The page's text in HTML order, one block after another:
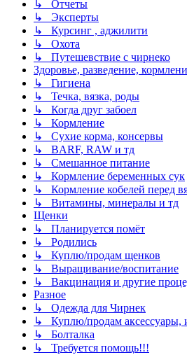
↳ Отчеты
↳ Эксперты
↳ Курсинг , аджилити
↳ Охота
↳ Путешевствие с чирнеко
Здоровье, разведение,
↳ Гигиена
↳ Течка, вязка, роды
↳ Когда друг забоел
↳ Кормление
↳ Сухие корма, консервы
↳ BARF, RAW и тд
↳ Смешанное питание
↳ Кормление беременных сук
↳ Кормление кобелей перед
↳ Витамины, минералы и тд
Щенки
↳ Планируется помёт
↳ Родились
↳ Куплю/продам щенков
↳ Выращивание/воспитание
↳ Вакцинация и другие
Разное
↳ Одежда для Чирнек
↳ Куплю/продам аксессуары,
↳ Болталка
↳ Требуется помощь!!!